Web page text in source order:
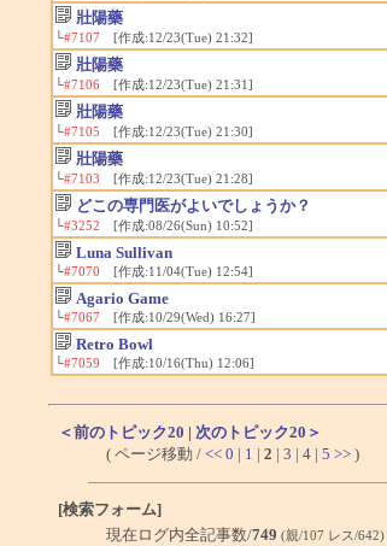
壯陽藥
└#7107[作成:12/23(Tue) 21:32]
壯陽藥
└#7106[作成:12/23(Tue) 21:31]
壯陽藥
└#7105 [作成:12/23(Tue) 21:30]
壯陽藥
└#7103 [作成:12/23(Tue) 21:28]
どこの専門医がよいでしょうか？
└#3252 [作成:08/26(Sun) 10:52]
Luna Sullivan
└#7070 [作成:11/04(Tue) 12:54]
Agario Game
└#7067[作成:10/29(Wed) 16:27]
Retro Bowl
└#7059 [作成:10/16(Thu) 12:06]
＜前のトピック20 | 次のトピック20＞
( ページ移動 / << 0 | 1 | 2 | 3 | 4 | 5 >> )
[検索フォーム]
現在ログ内全記事数/749 (親/107 レス/642)